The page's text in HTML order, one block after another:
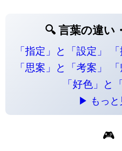
🔍 言葉の違い
「指定」と「設定」
「思案」と「考案」
「好色」と
▶ もっと
🎮